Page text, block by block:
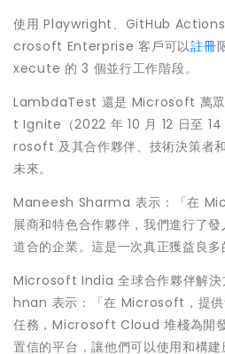
使用 Playwright、GitHub
crosoft Enterprise 客戶可以註冊
xecute 的 3 個並行工作階段。
LambdaTest 還是 Microsoft 萬
t Ignite（2022 年 10 月 12 日至
rosoft 及其合作夥伴、技術決策者
未來。
Maneesh Sharma 表示：「在
展商和特色合作夥伴，我們進行了
道合的企業。這是一次真正獲益良多
Microsoft India 全球合作夥伴解決
hnan 表示：「在 Microsoft，提
任務，Microsoft Cloud 堆棧為開
置信的平台，讓他們可以使用和構